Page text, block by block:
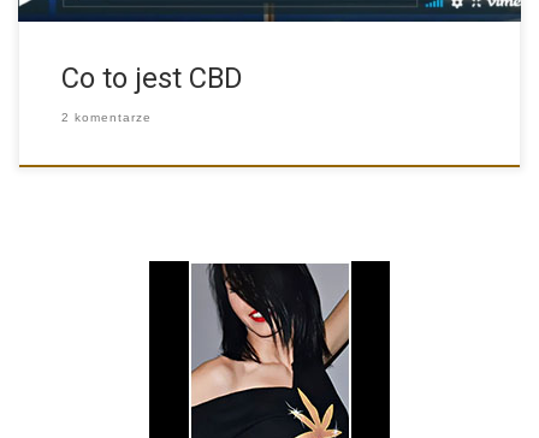
Co to jest CBD
2 komentarze